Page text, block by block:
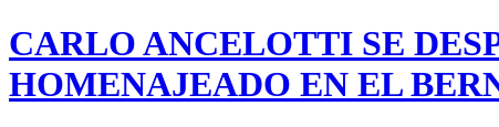
CARLO ANCELOTTI SE
HOMENAJEADO EN EL